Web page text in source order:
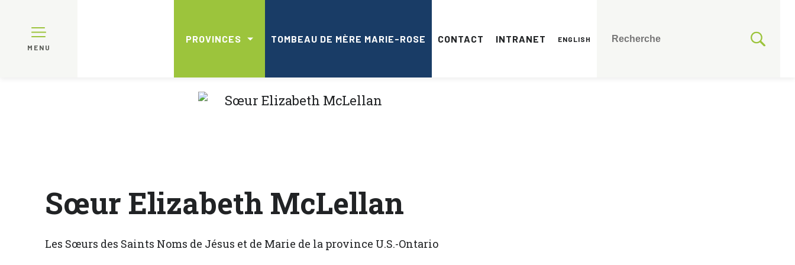
MENU
PROVINCES TOMBEAU DE MÈRE MARIE-ROSE CONTACT INTRANET ENGLISH
Sœur Elizabeth McLellan
Les Sœurs des Saints Noms de Jésus et de Marie de la province U.S.-Ontario